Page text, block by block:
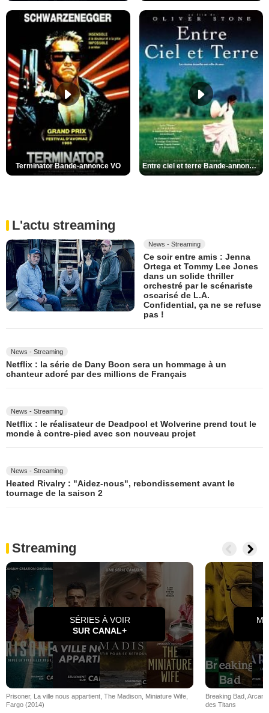
Terminator Bande-annonce VO Entre ciel et terre Bande-annonce VO
L'actu streaming
News - Streaming
Ce soir entre amis : Jenna
Ortega et Tommy Lee Jones
dans un solide thriller
orchestré par le scénariste
oscarisé de L.A.
Confidential, ça ne se refuse
pas !
News - Streaming
Netflix : la série de Dany Boon sera un hommage à un
chanteur adoré par des millions de Français
News - Streaming
Netflix : le réalisateur de Deadpool et Wolverine prend tout le
monde à contre-pied avec son nouveau projet
News - Streaming
Heated Rivalry : "Aidez-nous", rebondissement avant le
tournage de la saison 2
Streaming
SÉRIES À VOIR
SUR CANAL+
Prisoner, La ville nous appartient The Madison Miniature Wife
Fargo (2014)
Breaking Bad Arcane
des Titans